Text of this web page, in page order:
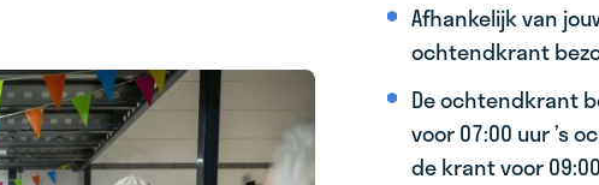
Afhankelijk van
ochtendkrant
De ochtendkrant
voor 07:00 uur ’s
de krant voor